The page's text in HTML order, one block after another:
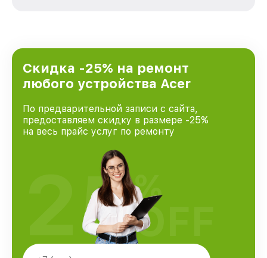
Санкт-Петербурге, постоянно повышая
уровень доверия и лояльности наших
клиентов.
Скидка -25% на ремонт
любого устройства Acer
По предварительной записи с сайта,
предоставляем скидку в размере -25%
на весь прайс услуг по ремонту
25%
OFF